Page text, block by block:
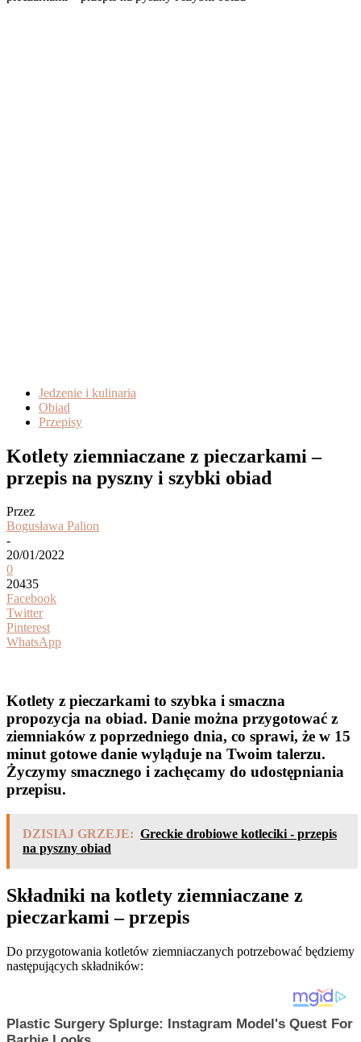
Jedzenie i kulinaria
Obiad
Przepisy
Kotlety ziemniaczane z pieczarkami –
przepis na pyszny i szybki obiad
Przez
Bogusława Palion
-
20/01/2022
0
20435
Facebook
Twitter
Pinterest
WhatsApp
Kotlety z pieczarkami to szybka i smaczna
propozycja na obiad. Danie można przygotować z
ziemniaków z poprzedniego dnia, co sprawi, że w 15
minut gotowe danie wyląduje na Twoim talerzu.
Życzymy smacznego i zachęcamy do udostępniania
przepisu.
DZISIAJ GRZEJE: Greckie drobiowe kotleciki - przepis
na pyszny obiad
Składniki na kotlety ziemniaczane z
pieczarkami – przepis
Do przygotowania kotletów ziemniaczanych potrzebować będziemy
następujących składników: